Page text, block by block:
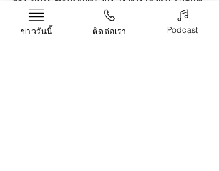
อย่างชัดเจน ดังนั้น การลงทุนในสติกเกอร์
คุณภาพดี จึงไม่ใช่ค่าใช้จ่ายที่สูญเปล่า หากแต่
ข่าววันนี้ ติดต่อเรา Podcast